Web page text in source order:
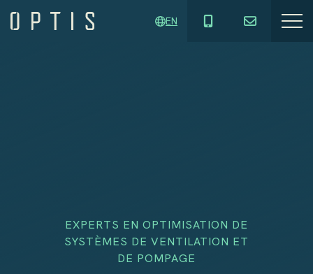
EN
EXPERTS EN OPTIMISATION DE
SYSTÈMES DE VENTILATION ET
DE POMPAGE